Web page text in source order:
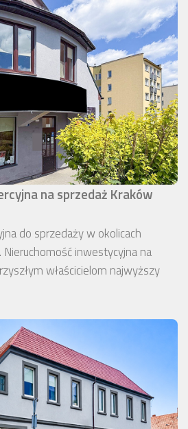
na sprzedaż Kraków
do sprzedaży w okolicach
Nieruchomość inwestycyjna na
właścicielom najwyższy